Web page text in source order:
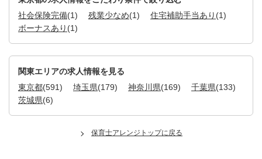
社会保険完備(1) 残業少なめ(1) 住宅補助手当あり (1)
ボーナスあり (1)
関東エリアの求人情報を見る
東京都(591) 埼玉県(179) 神奈川県(169) 千葉県(133)
茨城県(6)
保育士アレンジトップに戻る